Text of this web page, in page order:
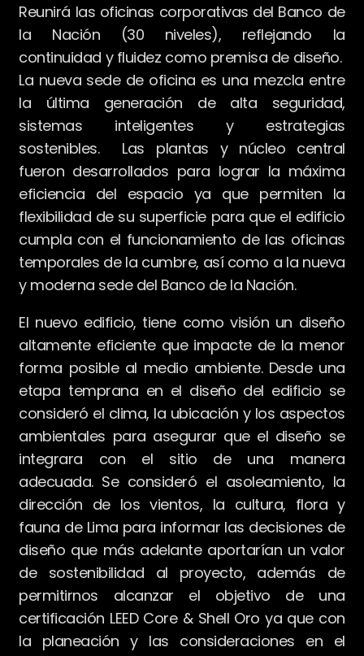
Reunirá las oficinas corporativas del Banco de
la Nación (30 niveles), reflejando la
continuidad y fluidez como premisa de diseño.
La nueva sede de oficina es una mezcla entre
la última generación de alta seguridad,
sistemas inteligentes y estrategias
sostenibles. Las plantas y núcleo central
fueron desarrollados para lograr la máxima
eficiencia del espacio ya que permiten la
flexibilidad de su superficie para que el edificio
cumpla con el funcionamiento de las oficinas
temporales de la cumbre, así como a la nueva
y moderna sede del Banco de la Nación.
El nuevo edificio, tiene como visión un diseño
altamente eficiente que impacte de la menor
forma posible al medio ambiente. Desde una
etapa temprana en el diseño del edificio se
consideró el clima, la ubicación y los aspectos
ambientales para asegurar que el diseño se
integrara con el sitio de una manera
adecuada. Se consideró el asoleamiento, la
dirección de los vientos, la cultura, flora y
fauna de Lima para informar las decisiones de
diseño que más adelante aportarían un valor
de sostenibilidad al proyecto, además de
permitirnos alcanzar el objetivo de una
certificación LEED Core & Shell Oro ya que con
la planeación y las consideraciones en el